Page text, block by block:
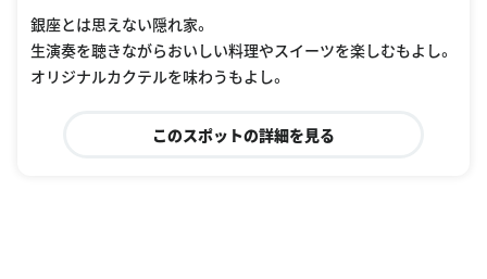
銀座とは思えない隠れ家。
生演奏を聴きながらおいしい料理やスイーツを楽しむもよし。
オリジナルカクテルを味わうもよし。
このスポットの詳細を見る